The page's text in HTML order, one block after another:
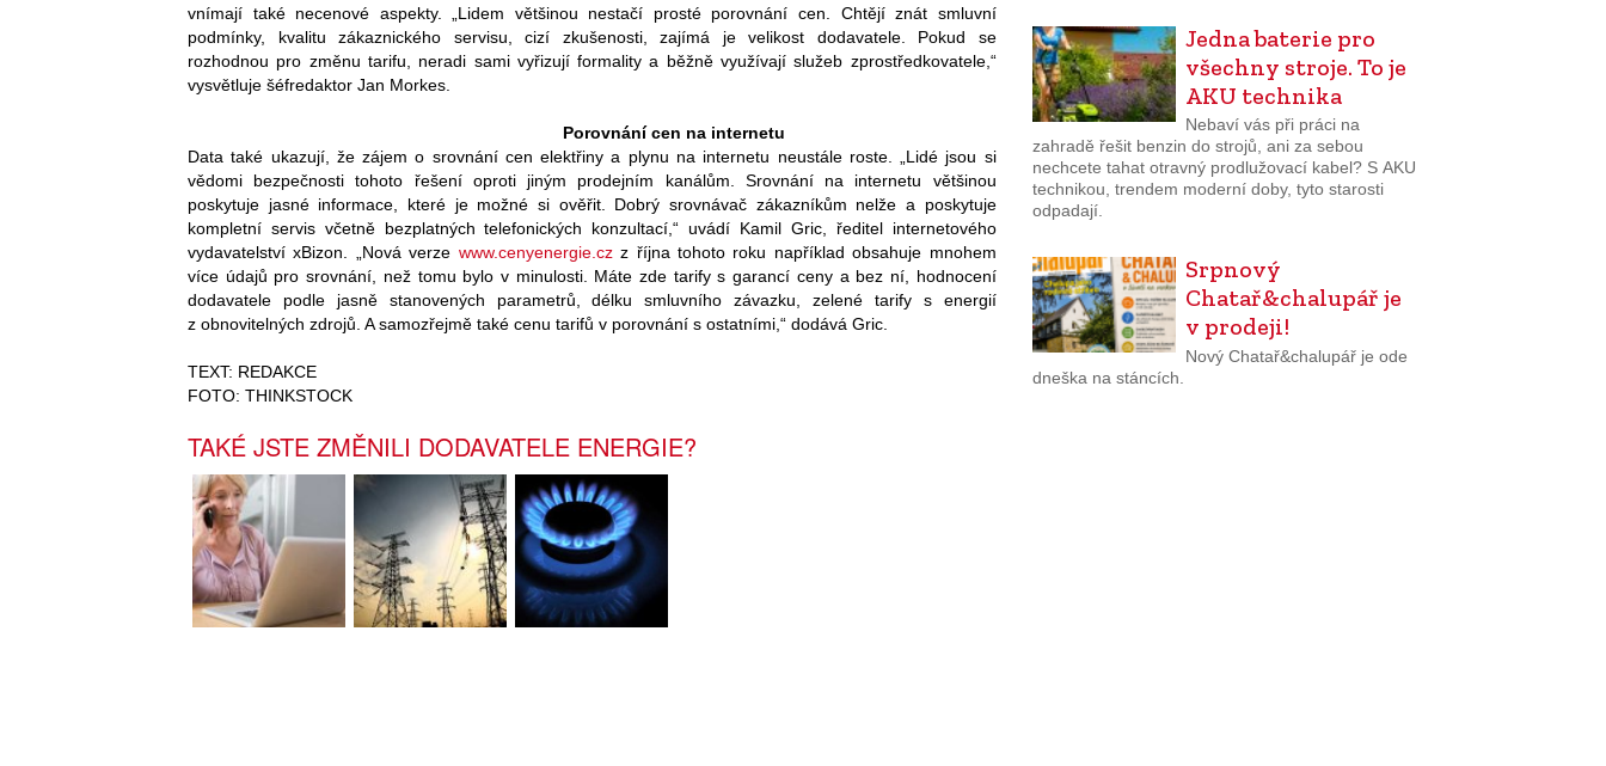
vnímají také necenové aspekty. „Lidem většinou nestačí prosté porovnání cen. Chtějí znát smluvní
podmínky, kvalitu zákaznického servisu, cizí zkušenosti, zajímá je velikost dodavatele. Pokud se
rozhodnou pro změnu tarifu, neradi sami vyřizují formality a běžně využívají služeb zprostředkovatele,“
vysvětluje šéfredaktor Jan Morkes.
Porovnání cen na internetu
Data také ukazují, že zájem o srovnání cen elektřiny a plynu na internetu neustále roste. „Lidé jsou si
vědomi bezpečnosti tohoto řešení oproti jiným prodejním kanálům. Srovnání na internetu většinou
poskytuje jasné informace, které je možné si ověřit. Dobrý srovnávač zákazníkům nelže a poskytuje
kompletní servis včetně bezplatných telefonických konzultací,“ uvádí Kamil Gric, ředitel internetového
vydavatelství xBizon. „Nová verze www.cenyenergie.czz října tohoto roku například obsahuje mnohem
více údajů pro srovnání, než tomu bylo v minulosti. Máte zde tarify s garancí ceny a bez ní, hodnocení
dodavatele podle jasně stanovených parametrů, délku smluvního závazku, zelené tarify s energií
z obnovitelných zdrojů. A samozřejmě také cenu tarifů v porovnání s ostatními,“ dodává Gric.
TEXT: REDAKCE
FOTO: THINKSTOCK
TAKÉ JSTE ZMĚNILI DODAVATELE ENERGIE?
Jedna baterie pro
všechny stroje. To je
AKU technika
Nebaví vás při práci na
zahradě řešit benzin do strojů, ani za sebou
nechcete tahat otravný prodlužovací kabel? S AKU
technikou, trendem moderní doby, tyto starosti
odpadají.
Srpnový
Chatař&chalupář je
v prodeji!
Nový Chatař&chalupář je ode
dneška na stáncích.